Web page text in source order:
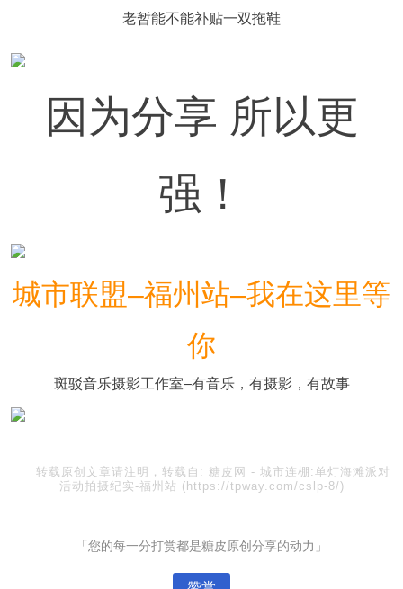
老暂能不能补贴一双拖鞋
因为分享 所以更
强！
城市联盟–福州站–我在这里等
你
斑驳音乐摄影工作室–有音乐，有摄影，有故事
转载原创文章请注明，转载自: 糖皮网 - 城市连棚:单灯海滩派对
活动拍摄纪实-福州站 (https://tpway.com/cslp-8/)
「您的每一分打赏都是糖皮原创分享的动力」